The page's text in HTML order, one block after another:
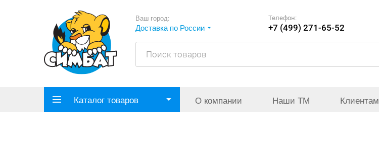
Ваш город:
Доставка по России
Телефон:
+7 (499) 271-65-52
Каталог товаров О компании Наши ТМ Клиентам